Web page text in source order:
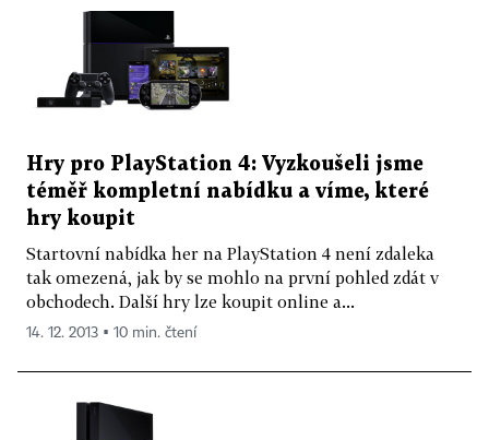
Hry pro PlayStation 4: Vyzkoušeli jsme
téměř kompletní nabídku a víme, které
hry koupit
Startovní nabídka her na PlayStation 4 není zdaleka
tak omezená, jak by se mohlo na první pohled zdát v
obchodech. Další hry lze koupit online a...
14. 12. 2013 ▪ 10 min. čtení